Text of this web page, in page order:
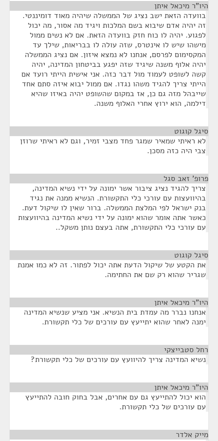
היו"ר מיכאל איתן
בוועדה הזאת ישב נציג של הממשלה שיהיה מאוד דומיננטי.
זה יהיה אדם שיבוא בשם המלכות ויגיד מה אסור, מה יכול
לפגוע. יהיה לו כוח חזק בוועדה הזאת. אם לא נשים ממול
מישהו שיש לו אינטרס, שזה עולה לו בבריאות, שילך עד
המקסימום לפרסם, אנחנו לא נמצא איזון. אם נציג הממשלה
יהיה אלוף משנה שיגיד שזה יפגע בביטחון המדינה, יהיה
קשה לשופט לעמוד מול דבר כזה. אני אישית הייתי רועד אם
הייתי צריך להגיד משהו נגדו. אם ממול יבוא איזה סתם אחד
שייבהל מזה גם כן, אז במקום שהשופט יהיה באיזו שהיא
דילמה, הוא ירוץ אחרי האלוף משנה.
סיגל קוגוט
לא ראיתי שמאיר שמגר פחד מצבי זמיר, וגם לא ראיתי שרוזן
צבי היה כזה מסכן.
פרופ' זאב סגל
צריך להגיד נציג ציבור אשר ימונה על ידי נשיא המדינה,
בהיוועצות עם עורכי כלי התקשורת. הנשיא ממנה את נגיד
בנק ישראל לפי המלצת הממשלה. ברור שאין לו שיקול דעת.
כאשר אתה אומר שהוא ימונה על ידי נשיא המדינה בהיוועצות
עם עורכי כלי התקשורת, אתה בעצם נותן משקל..
סיגל קוגוט
את הקטע של שיקול הדעת אתה יכול לפתור. זה לא כמו אמנת
שגריר שהוא רק שם את החתימה.
היו"ר מיכאל איתן
אנחנו נברר מה עמדת בית הנשיא. אני מציע שנשיא המדינה
ימנה לאחר שהוא יתייעץ עם עורכים של כלי תקשורת.
רחל סטבייצקי
נשיא המדינה צריך להיוועץ עם עורכים של כלי תקשורת?
היו"ר מיכאל איתן
הוא יכול להתייעץ גם עם אחרים, אבל בחוק חובה להתייעץ
עם עורכים של כלי תקשורת.
מייק אלדר